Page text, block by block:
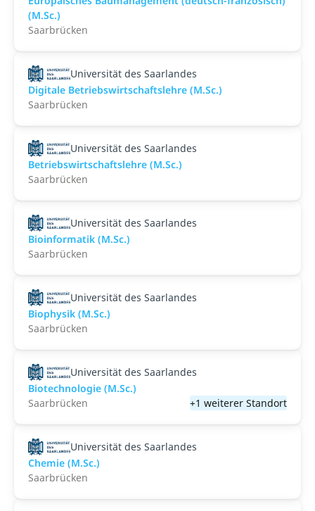
(M.Sc.)
Saarbrücken
Universität des Saarlandes
Digitale Betriebswirtschaftslehre (M.Sc.)
Saarbrücken
Universität des Saarlandes
Betriebswirtschaftslehre (M.Sc.)
Saarbrücken
Universität des Saarlandes
Bioinformatik (M.Sc.)
Saarbrücken
Universität des Saarlandes
Biophysik (M.Sc.)
Saarbrücken
Universität des Saarlandes
Biotechnologie (M.Sc.)
Saarbrücken
+1 weiterer Standort
Universität des Saarlandes
Chemie (M.Sc.)
Saarbrücken